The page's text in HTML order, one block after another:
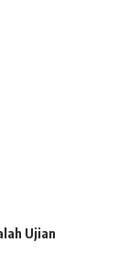
Ujian